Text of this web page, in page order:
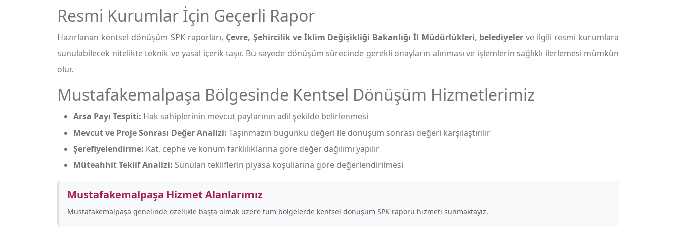
Resmi Kurumlar İçin Geçerli Rapor
Hazırlanan kentsel dönüşüm SPK raporları, Çevre, Şehircilik ve İklim Değişikliği Bakanlığı İl Müdürlükleri, belediyeler ve ilgili resmi kurumlara
sunulabilecek nitelikte teknik ve yasal içerik taşır. Bu sayede dönüşüm sürecinde gerekli onayların alınması ve işlemlerin sağlıklı ilerlemesi mümkün
olur.
Mustafakemalpaşa Bölgesinde Kentsel Dönüşüm Hizmetlerimiz
Arsa Payı Tespiti: Hak sahiplerinin mevcut paylarının adil şekilde belirlenmesi
Mevcut ve Proje Sonrası Değer Analizi: Taşınmazın bugünkü değeri ile dönüşüm sonrası değeri karşılaştırılır
Şerefiyelendirme: Kat, cephe ve konum farklılıklarına göre değer dağılımı yapılır
Müteahhit Teklif Analizi: Sunulan tekliflerin piyasa koşullarına göre değerlendirilmesi
Mustafakemalpaşa Hizmet Alanlarımız
Mustafakemalpaşa genelinde özellikle başta olmak üzere tüm bölgelerde kentsel dönüşüm SPK raporu hizmeti sunmaktayız.